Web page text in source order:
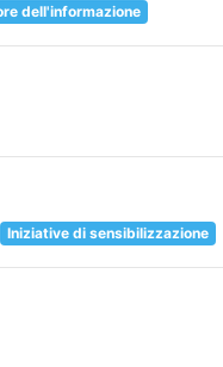
dell'informazione
Iniziative di sensibilizzazione